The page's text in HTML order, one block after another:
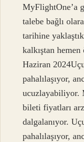
MyFlightOne’a
talebe bağlı
tarihine
kalkıştan
Haziran
pahalılaşıyor,
ucuzlayabiliyor.
bileti fiyatları
dalgalanıyor.
pahalılaşıyor,